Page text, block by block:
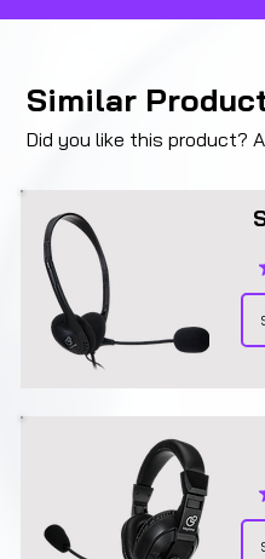
Similar
Did you like this product?